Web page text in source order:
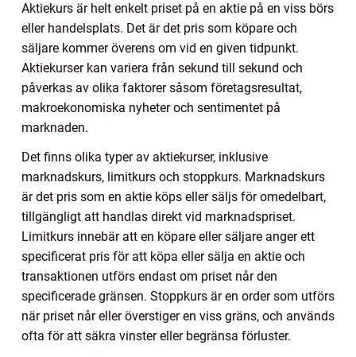
Aktiekurs är helt enkelt priset på en aktie på en viss börs
eller handelsplats. Det är det pris som köpare och
säljare kommer överens om vid en given tidpunkt.
Aktiekurser kan variera från sekund till sekund och
påverkas av olika faktorer såsom företagsresultat,
makroekonomiska nyheter och sentimentet på
marknaden.
Det finns olika typer av aktiekurser, inklusive
marknadskurs, limitkurs och stoppkurs. Marknadskurs
är det pris som en aktie köps eller säljs för omedelbart,
tillgängligt att handlas direkt vid marknadspriset.
Limitkurs innebär att en köpare eller säljare anger ett
specificerat pris för att köpa eller sälja en aktie och
transaktionen utförs endast om priset når den
specificerade gränsen. Stoppkurs är en order som utförs
när priset når eller överstiger en viss gräns, och används
ofta för att säkra vinster eller begränsa förluster.